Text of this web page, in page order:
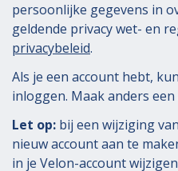
persoonlijke gegevens in
geldende privacy wet- en
privacybeleid.
Als je een account hebt,
inloggen. Maak anders een
Let op: bij een wijziging
nieuw account aan te
in je Velon-account